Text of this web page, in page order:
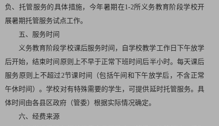
负、托管服务的具体措施，今年暑期在1-2所义务教育阶段学校开
展暑期托管服务试点工作。
五、服务时间
义务教育阶段学校课后服务时间，自学校教学工作日下午放学
后开始，结束时间原则上不早于正常下班时间后半小时。每天课后
服务原则上不超过2节课时间（包括午间和下午放学后，不含正常
午休时间）。学校对有特殊需要的学生，可提供延时托管服务。具
体时间由各县区政府（管委）根据实际情况确定。
六、经费来源